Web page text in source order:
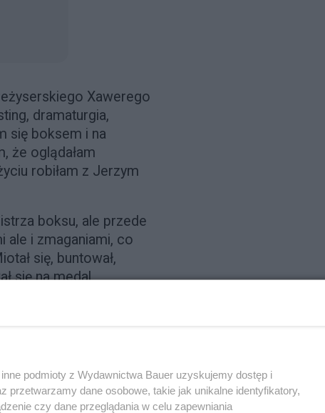
Xawerego
dramaturgia,
się boksem i na
że oglądałam
robiłam z Jerzym
boksu, ale przede
ale i zmaganiami, co
się, buntował,
się na medal.
podmioty z Wydawnictwa Bauer uzyskujemy dostęp i
przetwarzamy dane osobowe, takie jak unikalne identyfikatory,
czy dane przeglądania w celu zapewniania